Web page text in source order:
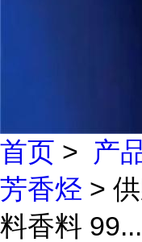
首页 > 产
芳香烃 >
料香料